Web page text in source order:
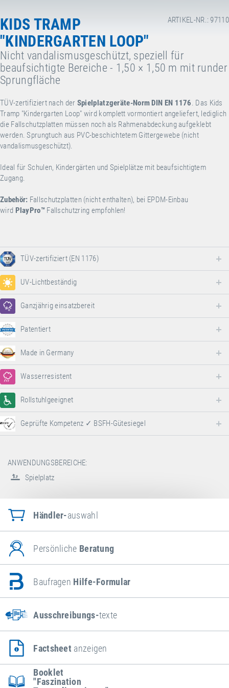
ARTIKEL-NR.: 97110
KIDS TRAMP
"KINDERGARTEN LOOP"
Nicht vandalismusgeschützt, speziell für
beaufsichtigte Bereiche - 1,50 × 1,50 m mit runder
Sprungfläche
TÜV-zertifiziert nach der Spielplatzgeräte-Norm DIN EN 1176. Das Kids
Tramp "Kindergarten Loop" wird komplett vormontiert angeliefert, lediglich
die Fallschutzplatten müssen noch als Rahmenabdeckung aufgeklebt
werden. Sprungtuch aus PVC-beschichtetem Gittergewebe (nicht
vandalismusgeschützt).
Ideal für Schulen, Kindergärten und Spielplätze mit beaufsichtigtem
Zugang.
Zubehör: Fallschutzplatten (nicht enthalten), bei EPDM-Einbau
wird PlayPro™Fallschutzring empfohlen!
TÜV-zertifiziert (EN 1176)
UV-Lichtbeständig
Ganzjährig einsatzbereit
Patentiert
Made in Germany
Wasserresistent
Rollstuhlgeeignet
Geprüfte Kompetenz ✓ BSFH-Gütesiegel
ANWENDUNGSBEREICHE:
Spielplatz
Händler-auswahl
Persönliche Beratung
Baufragen Hilfe-Formular
Ausschreibungs-texte
Factsheet anzeigen
Booklet
"Faszination